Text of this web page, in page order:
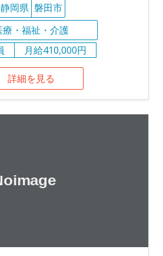
静岡県 磐田市
療・福祉・介護
月給410,000円
詳細を見る